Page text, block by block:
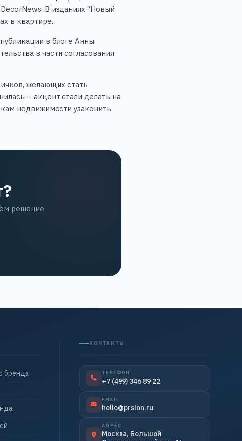
В изданиях “Новый
в квартире.
в блоге Анны
в части согласования
желающих стать
– акцент стали делать на
недвижимости узаконить
решение
бренда
КОНТАКТЫ
ТЕЛЕФОН
+7 (499) 346 89 22
EMAIL
hello@prslon.ru
АДРЕС
Москва, Большой